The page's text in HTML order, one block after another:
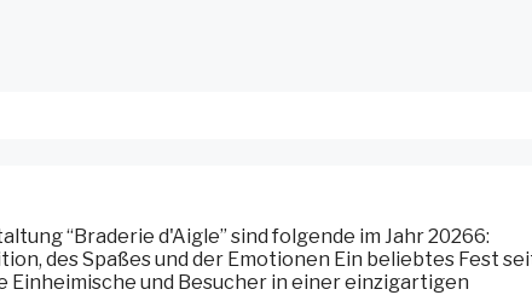
“Braderie d'Aigle” sind folgende im Jahr 20266:
des Spaßes und der Emotionen Ein beliebtes Fest
und Besucher in einer einzigartigen